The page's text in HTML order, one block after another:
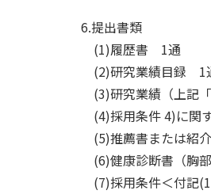
6.提出書類
(1)履歴書 1通
(2)研究業績目録 1
(3)研究業績（上記
(4)採用条件 4)に関
(5)推薦書または紹
(6)健康診断書（胸
(7)採用条件＜付記